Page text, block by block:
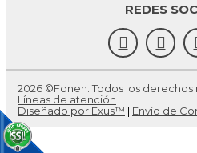
REDES
2026 ©Foneh. Todos los derechos
Líneas de atención
Diseñado por Exus™ | Envío de